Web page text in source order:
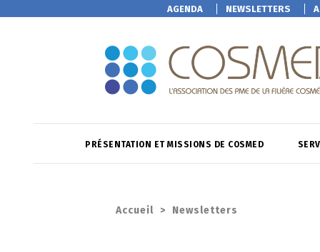
AGENDA NEWSLETTERS
PRÉSENTATION ET MISSIONS DE COSMED
Accueil > Newsletters